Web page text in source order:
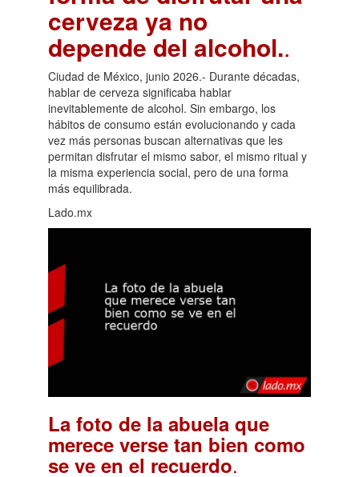
cerveza ya no
depende del alcohol..
Ciudad de México, junio 2026.- Durante décadas,
hablar de cerveza significaba hablar
inevitablemente de alcohol. Sin embargo, los
hábitos de consumo están evolucionando y cada
vez más personas buscan alternativas que les
permitan disfrutar el mismo sabor, el mismo ritual y
la misma experiencia social, pero de una forma
más equilibrada.
Lado.mx
La foto de la abuela que
merece verse tan bien como
se ve en el recuerdo.